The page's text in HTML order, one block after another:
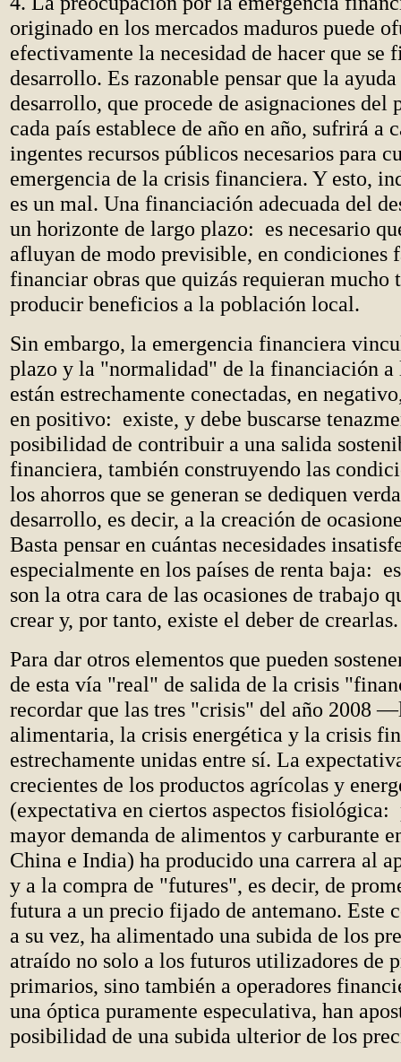
originado en los mercados maduros puede
efectivamente la necesidad de hacer que se
desarrollo. Es razonable pensar que la
desarrollo, que procede de asignaciones del
cada país establece de año en año, sufrirá a
ingentes recursos públicos necesarios para
emergencia de la crisis financiera. Y esto,
es un mal. Una financiación adecuada del
un horizonte de largo plazo: es necesario
afluyan de modo previsible, en condiciones
financiar obras que quizás requieran mucho
producir beneficios a la población local.
Sin embargo, la emergencia financiera
plazo y la "normalidad" de la financiación a
están estrechamente conectadas, en
en positivo: existe, y debe buscarse
posibilidad de contribuir a una salida
financiera, también construyendo las
los ahorros que se generan se dediquen
desarrollo, es decir, a la creación de
Basta pensar en cuántas necesidades
especialmente en los países de renta baja:
son la otra cara de las ocasiones de trabajo
crear y, por tanto, existe el deber de crearlas.
Para dar otros elementos que pueden
de esta vía "real" de salida de la crisis
recordar que las tres "crisis" del año 2008
alimentaria, la crisis energética y la crisis
estrechamente unidas entre sí. La
crecientes de los productos agrícolas y
(expectativa en ciertos aspectos fisiológica:
mayor demanda de alimentos y carburante
China e India) ha producido una carrera al
y a la compra de "futures", es decir, de
futura a un precio fijado de antemano. Este
a su vez, ha alimentado una subida de los
atraído no solo a los futuros utilizadores de
primarios, sino también a operadores
una óptica puramente especulativa, han
posibilidad de una subida ulterior de los